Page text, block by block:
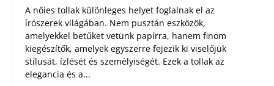
A nőies tollak különleges helyet foglalnak el az
írószerek világában. Nem pusztán eszközök,
amelyekkel betűket vetünk papírra, hanem finom
kiegészítők, amelyek egyszerre fejezik ki viselőjük
stílusát, ízlését és személyiségét. Ezek a tollak az
elegancia és a...